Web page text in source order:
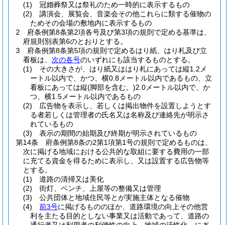
(1)
冠婚葬祭又は祭礼のため一時的に表示するもの
(2)
講演会、展覧会、音楽会その他これらに類する催物の
ためその会場の敷地内に表示するもの
2
府条例第8条第2項各号及び第3項の規則で定める基準は、
府規則別表第6のとおりとする。
3
府条例第8条第5項の規則で定めるはり紙、はり札及び立
看板は、 次の各号のいずれにも該当するものとする。
(1)
その大きさが、はり紙又ははり札にあっては縦1.2メ
ートル以内で、かつ、横0.8メートル以内であるもの、立
看板にあっては縦(脚部を含む。)2.0メートル以内で、か
つ、横1.5メートル以内であるもの
(2)
広告物を表示し、若しくは掲出物件を設置しようとす
る者若しくは管理者の氏名又は名称及び連絡先が明示さ
れているもの
(3)
表示の期間の始期及び終期が明示されているもの
第14条
府条例第8条の2第1項第1号の規則で定めるものは、
次に掲げる地域における公共的な取組に要する費用の一部
に充てる資金を得るために表示し、又は設置する広告物等
とする。
(1)
道路の清掃又は美化
(2)
街灯、ベンチ、上屋等の整備又は管理
(3)
公共団体と地域住民等とが実施主体となる催物
(4)
前3号に掲げるもののほか、道路環境の向上その他営
利を主たる目的としない事業又は活動であって、道路の